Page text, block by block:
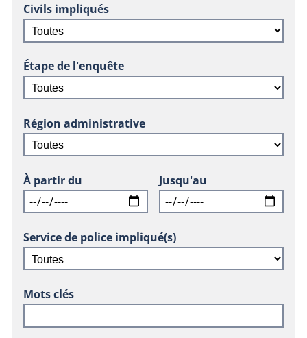
Civils impliqués
Étape de l'enquête
Région administrative
À partir du Jusqu'au
Service de police impliqué(s)
Mots clés